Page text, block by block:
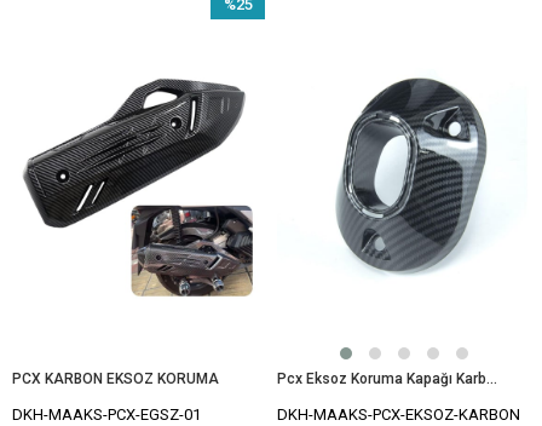
PCX KARBON EKSOZ KORUMA
DKH-MAAKS-PCX-EGSZ-01
%25
Pcx Eksoz Koruma Kapağı Karbon 2021-2024 Modellerine Uyumlu
DKH-MAAKS-PCX-EKSOZ-KARBON